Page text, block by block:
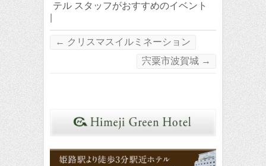
テル スタッフがおすすめのイベント
← クリスマスイルミネーション
宍粟市波賀城 →